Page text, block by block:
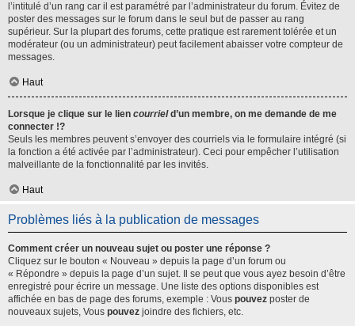
l’intitulé d’un rang car il est paramétré par l’administrateur du forum. Évitez de
poster des messages sur le forum dans le seul but de passer au rang
supérieur. Sur la plupart des forums, cette pratique est rarement tolérée et un
modérateur (ou un administrateur) peut facilement abaisser votre compteur de
messages.
Haut
Lorsque je clique sur le lien courrield’un membre, on me demande de me
connecter !?
Seuls les membres peuvent s’envoyer des courriels via le formulaire intégré (si
la fonction a été activée par l’administrateur). Ceci pour empêcher l’utilisation
malveillante de la fonctionnalité par les invités.
Haut
Problèmes liés à la publication de messages
Comment créer un nouveau sujet ou poster une réponse ?
Cliquez sur le bouton « Nouveau » depuis la page d’un forum ou
« Répondre » depuis la page d’un sujet. Il se peut que vous ayez besoin d’être
enregistré pour écrire un message. Une liste des options disponibles est
affichée en bas de page des forums, exemple : Vous pouvez poster de
nouveaux sujets, Vous pouvez joindre des fichiers, etc.